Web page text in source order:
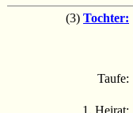
(3) Tochter:
Taufe:
1. Heirat: